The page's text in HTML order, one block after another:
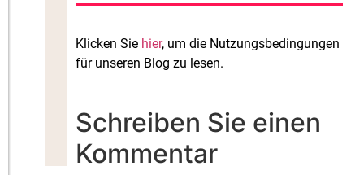
Klicken Sie hier, um die Nutzungsbedingungen
für unseren Blog zu lesen.
Schreiben Sie einen
Kommentar